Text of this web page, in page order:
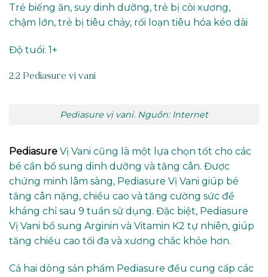
Trẻ biếng ăn, suy dinh dưỡng, trẻ bị còi xương,
chậm lớn, trẻ bị tiêu chảy, rối loạn tiêu hóa kéo dài
Độ tuổi: 1+
2.2 Pediasure vị vani
Pediasure vị vani. Nguồn: Internet
Pediasure Vị Vani cũng là một lựa chọn tốt cho các
bé cần bổ sung dinh dưỡng và tăng cân. Được
chứng minh lâm sàng, Pediasure Vị Vani giúp bé
tăng cân nặng, chiều cao và tăng cường sức đề
kháng chỉ sau 9 tuần sử dụng. Đặc biệt, Pediasure
Vị Vani bổ sung Arginin và Vitamin K2 tự nhiên, giúp
tăng chiều cao tối đa và xương chắc khỏe hơn.
Cả hai dòng sản phẩm Pediasure đều cung cấp các